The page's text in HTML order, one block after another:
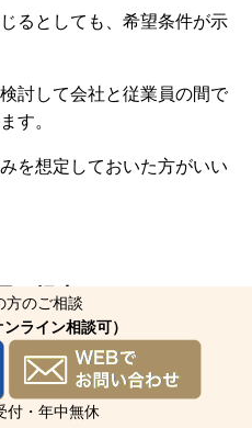
るとしても、希望条件が示
討して会社と従業員の間で
す。
を想定しておいた方がいい
の提出
後は、 合意の上で退職した
、退職届を提出してもらっ
方のご相談
ライン相談可）
付・年中無休